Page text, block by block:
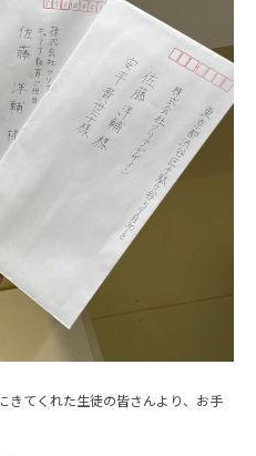
きてくれた生徒の皆さんより、お手